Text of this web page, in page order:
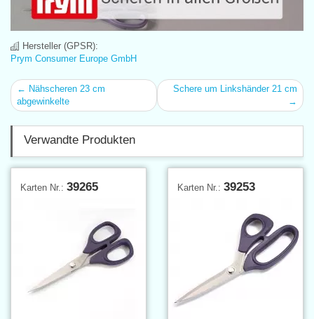
Hersteller (GPSR):
Prym Consumer Europe GmbH
← Nähscheren 23 cm
abgewinkelte
Schere um Linkshänder 21 cm
→
Verwandte Produkten
Karten Nr.: 39265 Karten Nr.: 39253